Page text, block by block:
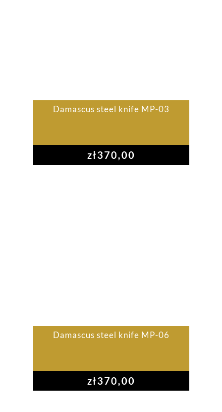
Damascus steel knife MP-03
zł370,00
Damascus steel knife MP-06
zł370,00